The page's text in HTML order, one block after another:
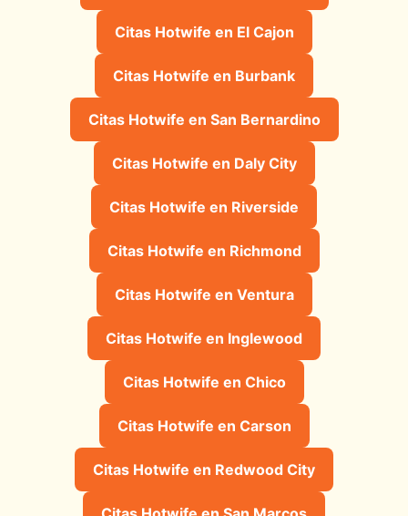
Citas Hotwife en El Cajon
Citas Hotwife en Burbank
Citas Hotwife en San Bernardino
Citas Hotwife en Daly City
Citas Hotwife en Riverside
Citas Hotwife en Richmond
Citas Hotwife en Ventura
Citas Hotwife en Inglewood
Citas Hotwife en Chico
Citas Hotwife en Carson
Citas Hotwife en Redwood City